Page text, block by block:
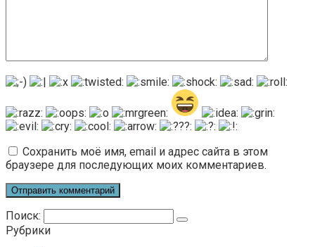
Сохранить моё имя, email и адрес сайта в этом
браузере для последующих моих комментариев.
Поиск:
Рубрики